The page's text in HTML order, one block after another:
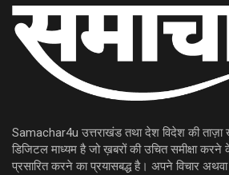
Samachar4u उत्तराखंड तथा देश विदेश की ताज़ा
डिजिटल माध्यम है जो ख़बरों की उचित समीक्षा
प्रसारित करने का प्रयासबद्ध है। अपने विचार